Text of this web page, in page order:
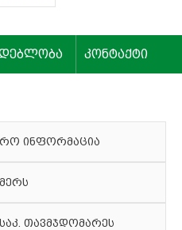
კონტაქტი
ინფორმაცია
თავმჯდომარეს